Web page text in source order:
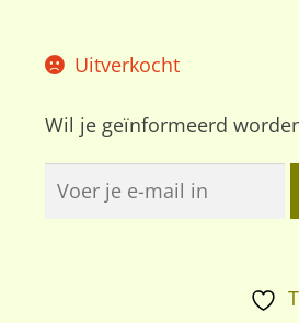
Uitverkocht
Wil je geïnformeerd